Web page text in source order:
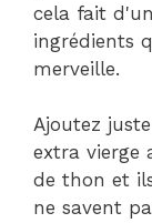
cela fait
ingrédients
merveille.
Ajoutez
extra vierge
de thon et
ne savent